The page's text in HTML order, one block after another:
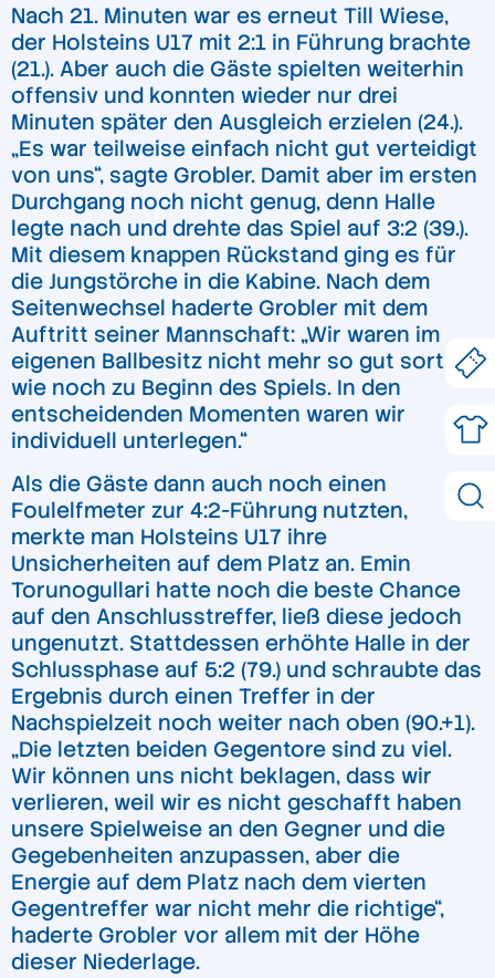
Nach 21. Minuten war es erneut Till Wiese,
der Holsteins U17 mit 2:1 in Führung brachte
(21.). Aber auch die Gäste spielten weiterhin
offensiv und konnten wieder nur drei
Minuten später den Ausgleich erzielen (24.).
„Es war teilweise einfach nicht gut verteidigt
von uns“, sagte Grobler. Damit aber im ersten
Durchgang noch nicht genug, denn Halle
legte nach und drehte das Spiel auf 3:2 (39.).
Mit diesem knappen Rückstand ging es für
die Jungstörche in die Kabine. Nach dem
Seitenwechsel haderte Grobler mit dem
Auftritt seiner Mannschaft: „Wir waren im
eigenen Ballbesitz nicht mehr so gut sortiert
wie noch zu Beginn des Spiels. In den
entscheidenden Momenten waren wir
individuell unterlegen.“
Als die Gäste dann auch noch einen
Foulelfmeter zur 4:2-Führung nutzten,
merkte man Holsteins U17 ihre
Unsicherheiten auf dem Platz an. Emin
Torunogullari hatte noch die beste Chance
auf den Anschlusstreffer, ließ diese jedoch
ungenutzt. Stattdessen erhöhte Halle in der
Schlussphase auf 5:2 (79.) und schraubte das
Ergebnis durch einen Treffer in der
Nachspielzeit noch weiter nach oben (90.+1).
„Die letzten beiden Gegentore sind zu viel.
Wir können uns nicht beklagen, dass wir
verlieren, weil wir es nicht geschafft haben
unsere Spielweise an den Gegner und die
Gegebenheiten anzupassen, aber die
Energie auf dem Platz nach dem vierten
Gegentreffer war nicht mehr die richtige“,
haderte Grobler vor allem mit der Höhe
dieser Niederlage.